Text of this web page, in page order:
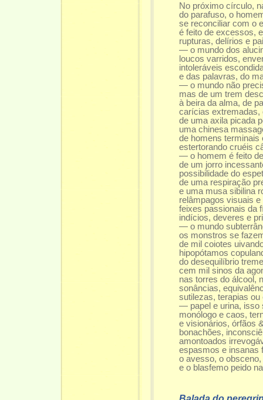
No próximo círculo,
do parafuso, o
se reconciliar com o
é feito de excessos,
rupturas, delírios e
— o mundo dos
loucos varridos,
intoleráveis
e das palavras, do
— o mundo não
mas de um trem
à beira da alma, de
carícias extremadas,
de uma axila picada
uma chinesa
de homens terminais e
estertorando cruéis
— o homem é feito de
de um jorro incessante
possibilidade do
de uma respiração
e uma musa sibilina
relâmpagos visuais e
feixes passionais da
indícios, deveres e
— o mundo
os monstros se fazem
de mil coiotes
hipopótamos
do desequilíbrio
cem mil sinos da
nas torres do álcool,
sonâncias,
sutilezas, terapias ou
— papel e urina, isso
monólogo e caos,
e visionários, órfãos &
bonachões,
amontoados
espasmos e insanas
o avesso, o obsceno,
e o blasfemo peido na